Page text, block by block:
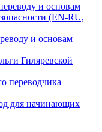
и основам
(EN-RU,
и основам
Гиляревской
переводчика
для начинающих